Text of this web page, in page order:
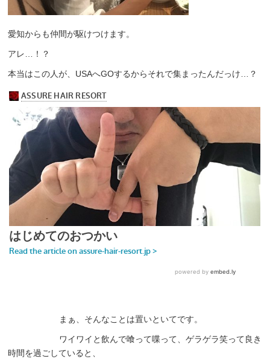
愛知からも仲間が駆けつけます。
アレ…！？
本当はこの人が、USAへGOするからそれで集まったんだっけ…？
まぁ、そんなことは置いといてです。
ワイワイと飲んで喰って喋って、ゲラゲラ笑って良き
時間を過ごしていると、